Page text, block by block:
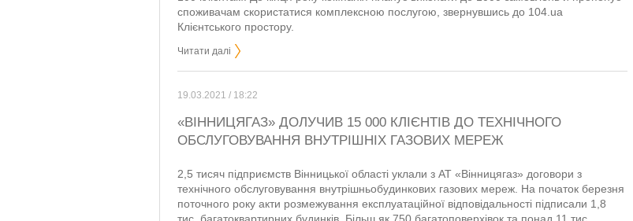
споживачам скористатися комплексною послугою, звернувшись до 104.ua
Клієнтського простору.
Читати далі
19.03.2021 / 18:22
«ВІННИЦЯГАЗ» ДОЛУЧИВ 15 000 КЛІЄНТІВ ДО ТЕХНІЧНОГО
ОБСЛУГОВУВАННЯ ВНУТРІШНІХ ГАЗОВИХ МЕРЕЖ
2,5 тисяч підприємств Вінницької області уклали з АТ «Вінницягаз» договори з
технічного обслуговування внутрішньобудинкових газових мереж. На початок березня
поточного року акти розмежування експлуатаційної відповідальності підписали 1,8